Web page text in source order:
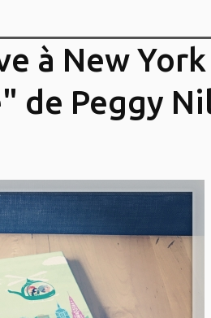
à New York
de Peggy